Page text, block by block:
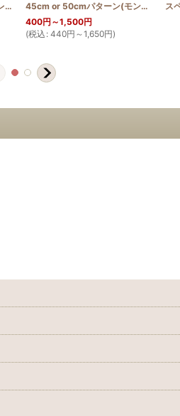
スペシャルむら染め ワインレッド [SP_Q ]
45cm or 50cmパターン(モンステラ２)
400円 ～1,500円
(税込 : 440円 ～1,650円)